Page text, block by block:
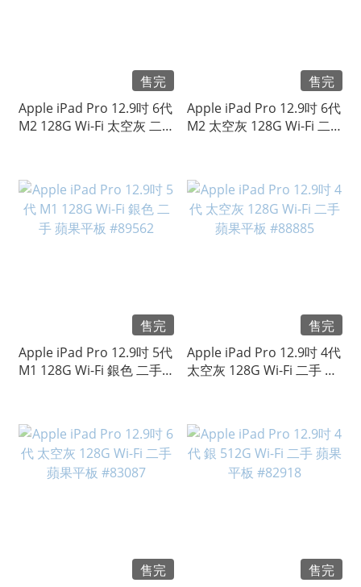
售完
Apple iPad Pro 12.9吋 6代
M2 128G Wi-Fi 太空灰 二
售完
Apple iPad Pro 12.9吋 6代
M2 太空灰 128G Wi-Fi 二
售完
Apple iPad Pro 12.9吋 5代
M1 128G Wi-Fi 銀色 二手
售完
Apple iPad Pro 12.9吋 4代
太空灰 128G Wi-Fi 二手 蘋
售完
售完